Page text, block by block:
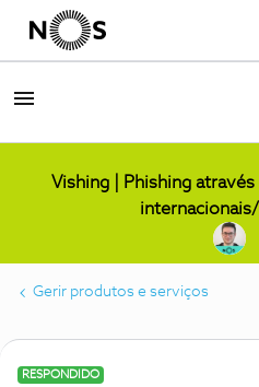
Vishing | Phishing
Gerir produtos e serviços
RESPONDIDO